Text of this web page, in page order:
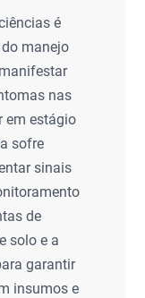
é
manejo
nas
em estágio
sofre
sinais
de
solo e a
garantir
insumos e